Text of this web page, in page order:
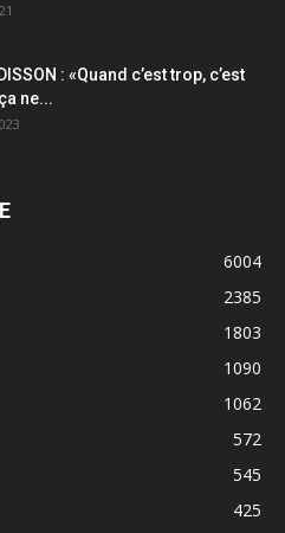
: «Quand c’est trop, c’est
ne...
6004
2385
1803
1090
1062
572
545
425